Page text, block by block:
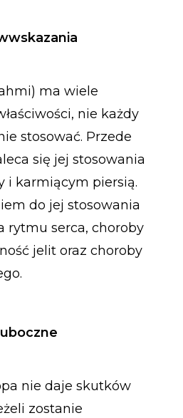
ma wiele
nie każdy
stosować. Przede
się jej stosowania
i karmiącym piersią.
do jej stosowania
rytmu serca, choroby
jelit oraz choroby
nie daje skutków
zostanie